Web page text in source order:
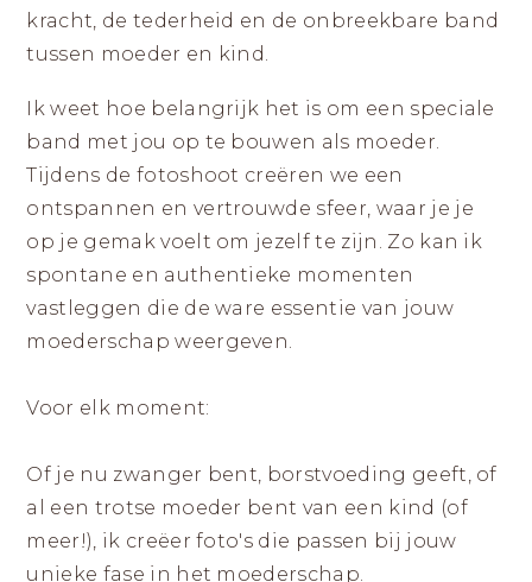
kracht, de tederheid en de onbreekbare band
tussen moeder en kind.
Ik weet hoe belangrijk het is om een speciale
band met jou op te bouwen als moeder.
Tijdens de fotoshoot creëren we een
ontspannen en vertrouwde sfeer, waar je je
op je gemak voelt om jezelf te zijn. Zo kan ik
spontane en authentieke momenten
vastleggen die de ware essentie van jouw
moederschap weergeven.
Voor elk moment:
Of je nu zwanger bent, borstvoeding geeft, of
al een trotse moeder bent van een kind (of
meer!), ik creëer foto's die passen bij jouw
unieke fase in het moederschap.